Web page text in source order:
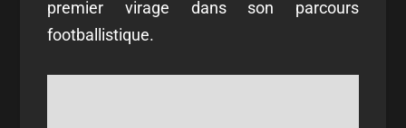
premier virage dans son parcours
footballistique.